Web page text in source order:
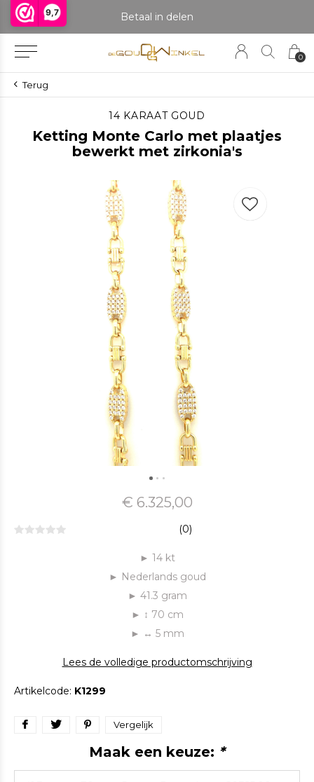
9,7
0
Betaal in delen
Terug
14 KARAAT GOUD
Ketting Monte Carlo met plaatjes
bewerkt met zirkonia's
€ 6.325,00
(0)
► 14 kt
► Nederlands goud
► 41.3 gram
► ↕ 70 cm
► ↔ 5 mm
Lees de volledige productomschrijving
Artikelcode: K1299
Vergelijk
Maak een keuze: *